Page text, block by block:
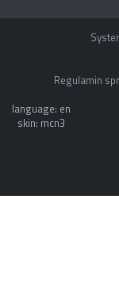
Regulamin
language: en
skin: mcn3